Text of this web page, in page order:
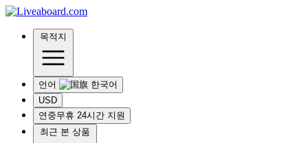
목적지
언어
USD
연중무휴 24시간 지원
최근 본 상품